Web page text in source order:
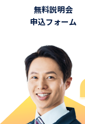
無料説明会
申込フォーム